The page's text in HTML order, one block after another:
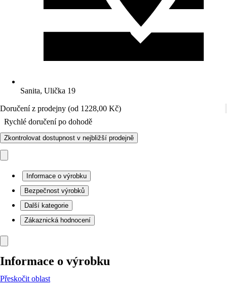
Sanita, Ulička 19
Doručení z prodejny (od 1228,00 Kč)
Rychlé doručení po dohodě
Zkontrolovat dostupnost v nejbližší prodejně
Informace o výrobku
Bezpečnost výrobků
Další kategorie
Zákaznická hodnocení
Informace o výrobku
Přeskočit oblast